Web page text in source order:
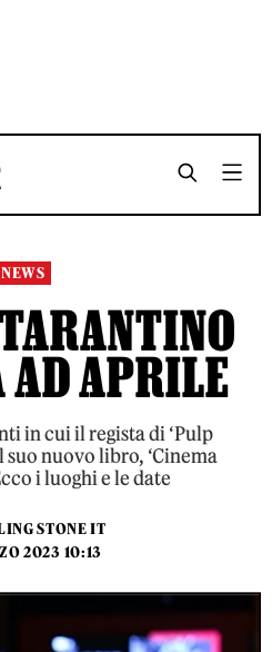
SHARE
SHARE
NEWS
APRILE
in cui il regista di ‘Pulp
nuovo libro, ‘Cinema
i luoghi e le date
STONE IT
2023 10:13